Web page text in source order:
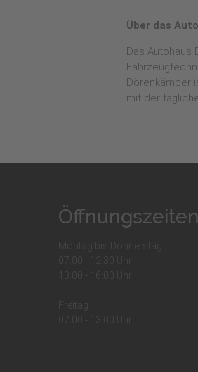
Über das
Das Autohaus
Dörenkämper
mit der
Öffnungszeiten
Montag bis Donnerstag:
07:00 - 12:30 Uhr
13:00 - 16:00 Uhr
Freitag:
07:00 - 13:00 Uhr